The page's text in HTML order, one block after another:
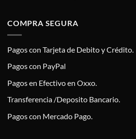
COMPRA SEGURA
Pagos con Tarjeta de Debito y Crédito.
Pagos con PayPal
Pagos en Efectivo en Oxxo.
Transferencia /Deposito Bancario.
Pagos con Mercado Pago.